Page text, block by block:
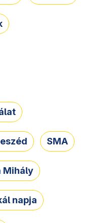
SMA
Mihály
napja